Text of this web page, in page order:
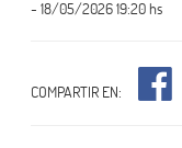
- 18/05/2026 19:20 hs
COMPARTIR EN: